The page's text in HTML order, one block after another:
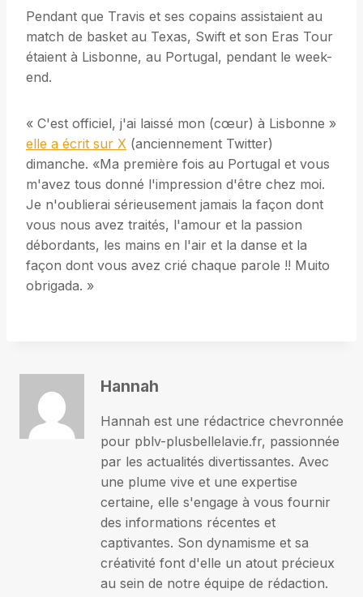
Pendant que Travis et ses copains assistaient au
match de basket au Texas, Swift et son Eras Tour
étaient à Lisbonne, au Portugal, pendant le week-
end.
« C'est officiel, j'ai laissé mon (cœur) à Lisbonne »
elle a écrit sur X (anciennement Twitter)
dimanche. «Ma première fois au Portugal et vous
m'avez tous donné l'impression d'être chez moi.
Je n'oublierai sérieusement jamais la façon dont
vous nous avez traités, l'amour et la passion
débordants, les mains en l'air et la danse et la
façon dont vous avez crié chaque parole !! Muito
obrigada. »
Hannah
Hannah est une rédactrice chevronnée
pour pblv-plusbellelavie.fr, passionnée
par les actualités divertissantes. Avec
une plume vive et une expertise
certaine, elle s'engage à vous fournir
des informations récentes et
captivantes. Son dynamisme et sa
créativité font d'elle un atout précieux
au sein de notre équipe de rédaction.